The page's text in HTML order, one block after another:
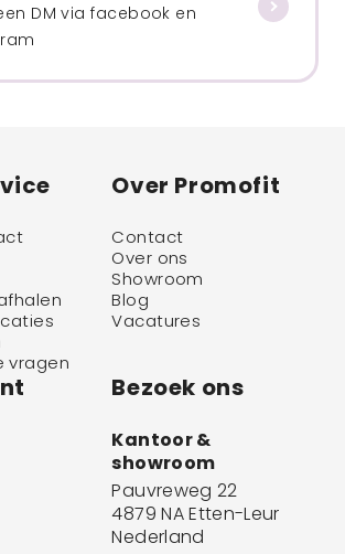
DM via facebook en
vragen
Over Promofit
Contact
Over ons
Showroom
Blog
Vacatures
Bezoek ons
Kantoor &
showroom
Pauvreweg 22
4879 NA Etten-Leur
Nederland